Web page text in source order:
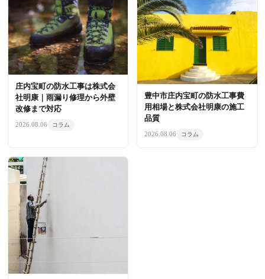
庄内宝町の防水工事は株式会
社明康｜雨漏り修理から外壁
改修まで対応
2026.08.06 コラム
豊中市庄内宝町の防水工事費
用相場と株式会社明康の施工
品質
2026.08.06 コラム